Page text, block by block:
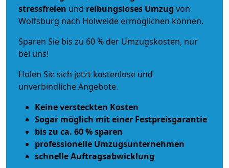
stressfreien und reibungsloses Umzug von
Wolfsburg nach Holweide ermöglichen können.
Sparen Sie bis zu 60 % der Umzugskosten, nur
bei uns!
Holen Sie sich jetzt kostenlose und
unverbindliche Angebote.
Keine versteckten Kosten
Sogar möglich mit einer Festpreisgarantie
bis zu ca. 60 % sparen
professionelle Umzugsunternehmen
schnelle Auftragsabwicklung